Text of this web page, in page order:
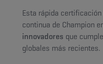
Esta rápida
continua de Champion
innovadores que
globales más recientes.